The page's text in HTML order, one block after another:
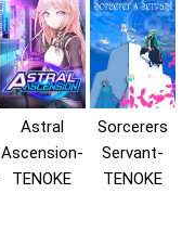
Astral
Ascension-
TENOKE
Sorcerers
Servant-
TENOKE